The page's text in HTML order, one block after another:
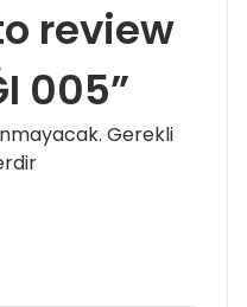
review
005”
Gerekli